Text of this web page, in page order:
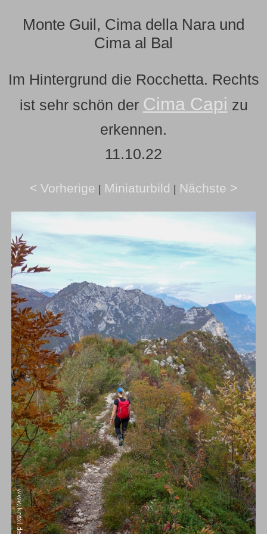
Monte Guil, Cima della Nara und
Cima al Bal
Im Hintergrund die Rocchetta. Rechts
ist sehr schön der Cima Capi zu
erkennen.
11.10.22
< Vorherige | Miniaturbild | Nächste >